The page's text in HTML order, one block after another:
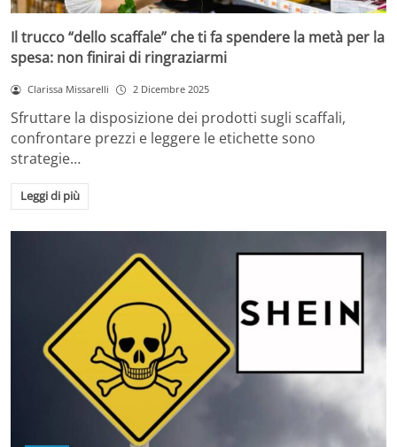
Il trucco “dello scaffale” che ti fa spendere la metà per la
spesa: non finirai di ringraziarmi
Clarissa Missarelli 2 Dicembre 2025
Sfruttare la disposizione dei prodotti sugli scaffali,
confrontare prezzi e leggere le etichette sono
strategie…
Leggi di più